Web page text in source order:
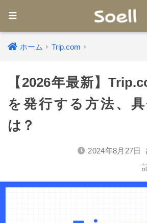
ホーム Trip.com
【2026年最新】
を発行する方法、
は？
2024年8月27日